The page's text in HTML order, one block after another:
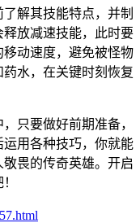
解其技能特点，并制
放减速技能，此时要
动速度，避免被怪物
水，在关键时刻恢复
只要做好前期准备，
用各种技巧，你就能
畏的传奇英雄。开启